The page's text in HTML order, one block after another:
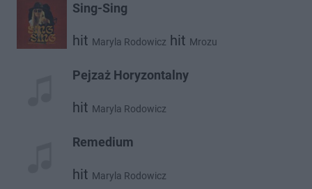
Sing-Sing
hit Maryla Rodowicz hit Mrozu
Pejzaż Horyzontalny
hit Maryla Rodowicz
Remedium
hit Maryla Rodowicz